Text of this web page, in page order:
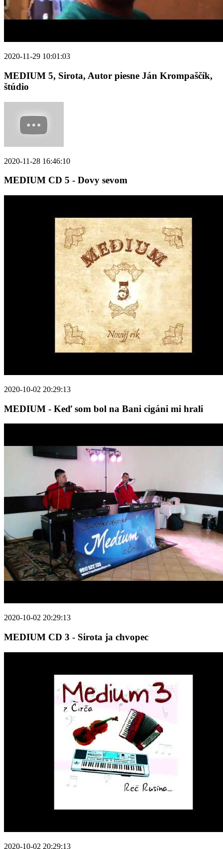
2020-11-29 10:01:03
MEDIUM 5, Sirota, Autor piesne Ján Krompaščík,
štúdio
2020-11-28 16:46:10
MEDIUM CD 5 - Dovy sevom
2020-10-02 20:29:13
MEDIUM - Keď som bol na Bani cigáni mi hrali
2020-10-02 20:29:13
MEDIUM CD 3 - Sirota ja chvopec
2020-10-02 20:29:13